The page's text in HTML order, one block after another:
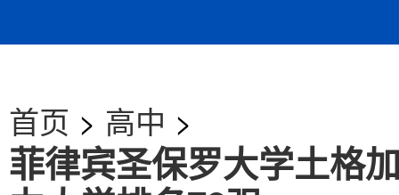
首页 > 高中 >
菲律宾圣保罗大学土格